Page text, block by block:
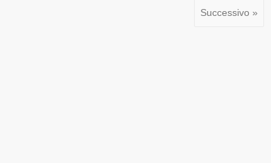
Successivo »